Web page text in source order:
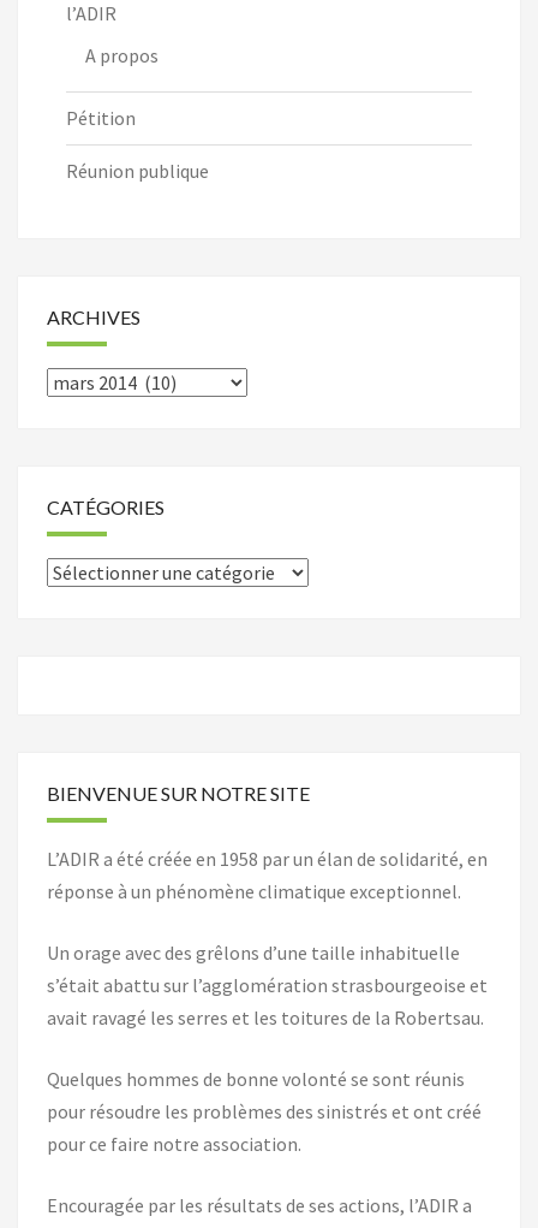
l’ADIR
A propos
Pétition
Réunion publique
ARCHIVES
Archives
CATÉGORIES
Catégories
BIENVENUE SUR NOTRE SITE
L’ADIR a été créée en 1958 par un élan de solidarité, en
réponse à un phénomène climatique exceptionnel.
Un orage avec des grêlons d’une taille inhabituelle
s’était abattu sur l’agglomération strasbourgeoise et
avait ravagé les serres et les toitures de la Robertsau.
Quelques hommes de bonne volonté se sont réunis
pour résoudre les problèmes des sinistrés et ont créé
pour ce faire notre association.
Encouragée par les résultats de ses actions, l’ADIR a